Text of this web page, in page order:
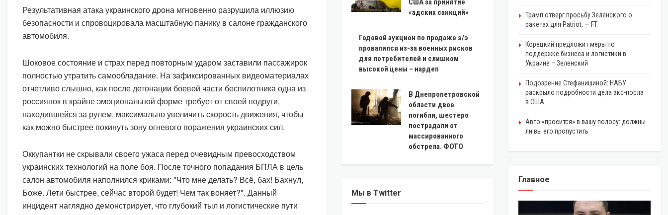
Результативная атака украинского дрона мгновенно разрушила иллюзию
безопасности и спровоцировала масштабную панику в салоне гражданского
автомобиля.
Шоковое состояние и страх перед повторным ударом заставили пассажирок
полностью утратить самообладание. На зафиксированных видеоматериалах
отчетливо слышно, как после детонации боевой части беспилотника одна из
россиянок в крайне эмоциональной форме требует от своей подруги,
находившейся за рулем, максимально увеличить скорость движения, чтобы
как можно быстрее покинуть зону огневого поражения украинских сил.
Оккупантки не скрывали своего ужаса перед очевидным превосходством
украинских технологий на поле боя. После точного попадания БПЛА в цель
салон автомобиля наполнился криками: "Что мне делать? Всё, бах! Бахнул,
Боже. Лети быстрее, сейчас второй будет! Чем так воняет?". Данный
инцидент наглядно демонстрирует, что глубокий тыл и логистические пути
США за принятие
«адских санкций»
Годовой аукцион по продаже э/э
провалился из-за военных рисков
для потребителей и слишком
высокой цены – нардеп
В Днепропетровской
области двое
погибли, шестеро
пострадали от
массированного
обстрела. ФОТО
Мы в Twitter
Трамп отверг просьбу Зеленского о
ракетах для Patriot, — FT
Корецкий предложит меры по
поддержке бизнеса и логистики в
Украине – Зеленский
Подозрение Стефанишиной: НАБУ
раскрыло подробности дела экс-посла
в США
Авто «просится» в вашу полосу: должны
ли вы его пропустить
Главное